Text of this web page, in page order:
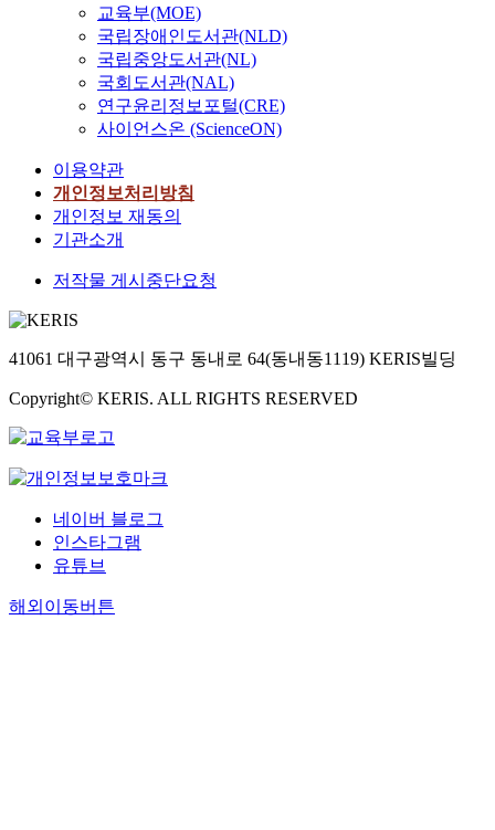
교육부(MOE)
국립장애인도서관(NLD)
국립중앙도서관(NL)
국회도서관(NAL)
연구윤리정보포털(CRE)
사이언스온 (ScienceON)
이용약관
개인정보처리방침
개인정보 재동의
기관소개
저작물 게시중단요청
41061 대구광역시 동구 동내로 64(동내동1119) KERIS빌딩
Copyright© KERIS. ALL RIGHTS RESERVED
네이버 블로그
인스타그램
유튜브
해외이동버튼